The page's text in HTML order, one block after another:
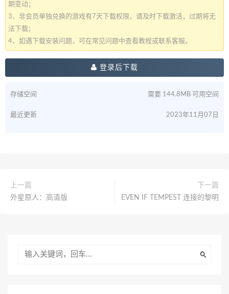
期变动；
3、非会员单独兑换的游戏有7天下载权限，请及时下载激活，过期将无
法下载；
4、如遇下载安装问题，可在常见问题中查看教程或联系客服。
登录后下载
存储空间 需要 144.8MB 可用空间
最近更新 2023年11月07日
上一篇
外星原人：高清版
下一篇
EVEN IF TEMPEST 连接的黎明